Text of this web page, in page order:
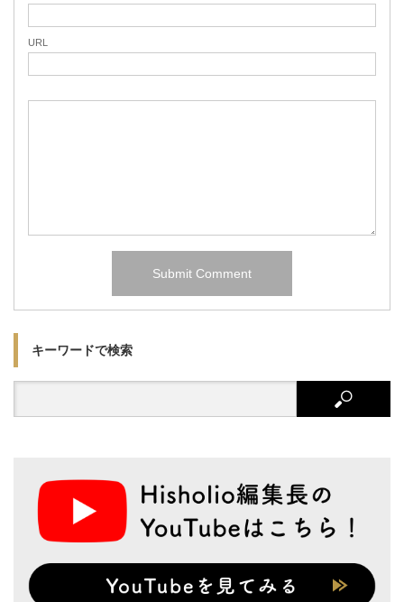
URL
キーワードで検索